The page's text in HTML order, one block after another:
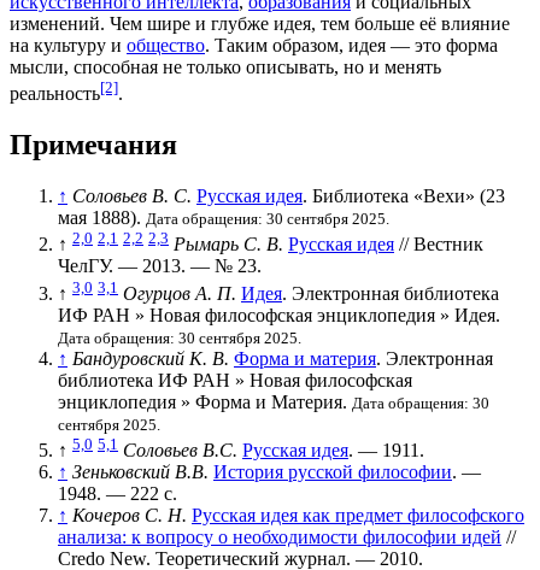
изменений. Чем шире и глубже идея, тем больше её влияние
на культуру и общество. Таким образом, идея — это форма
мысли, способная не только описывать, но и менять
реальность[2].
Примечания
↑ Соловьев В. С. Русская идея. Библиотека «Вехи» (23
мая 1888). Дата обращения: 30 сентября 2025.
↑ 2,0 2,1 2,2 2,3 Рымарь С. В. Русская идея // Вестник
ЧелГУ. — 2013. — № 23.
↑ 3,0 3,1 Огурцов А. П. Идея. Электронная библиотека
ИФ РАН » Новая философская энциклопедия » Идея.
Дата обращения: 30 сентября 2025.
↑ Бандуровский К. В. Форма и материя. Электронная
библиотека ИФ РАН » Новая философская
энциклопедия » Форма и Материя. Дата обращения: 30
сентября 2025.
↑ 5,0 5,1 Соловьев В.С. Русская идея. — 1911.
↑ Зеньковский В.В. История русской философии. —
1948. — 222 с.
↑ Кочеров С. Н. Русская идея как предмет философского
анализа: к вопросу о необходимости философии идей //
Credo New. Теоретический журнал. — 2010.